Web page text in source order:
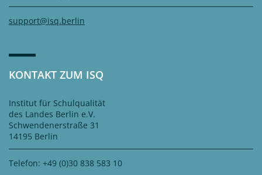
support@isq.berlin
KONTAKT ZUM ISQ
Institut für Schulqualität
des Landes Berlin e.V.
Schwendenerstraße 31
14195 Berlin
Telefon: +49 (0)30 838 583 10